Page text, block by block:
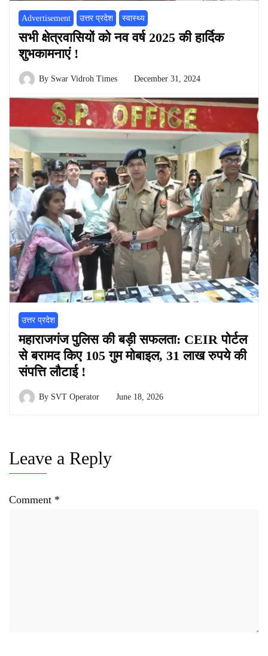
Advertisement उत्तर प्रदेश स्वास्थ्य
सभी क्षेत्रवासियों को नव वर्ष 2025 की हार्दिक
शुभकामनाएं !
By Swar Vidroh Times December 31, 2024
उत्तर प्रदेश
महाराजगंज पुलिस की बड़ी सफलता: CEIR पोर्टल
से बरामद किए 105 गुम मोबाइल, 31 लाख रुपये की
संपत्ति लौटाई !
By SVT Operator June 18, 2026
Leave a Reply
Comment *